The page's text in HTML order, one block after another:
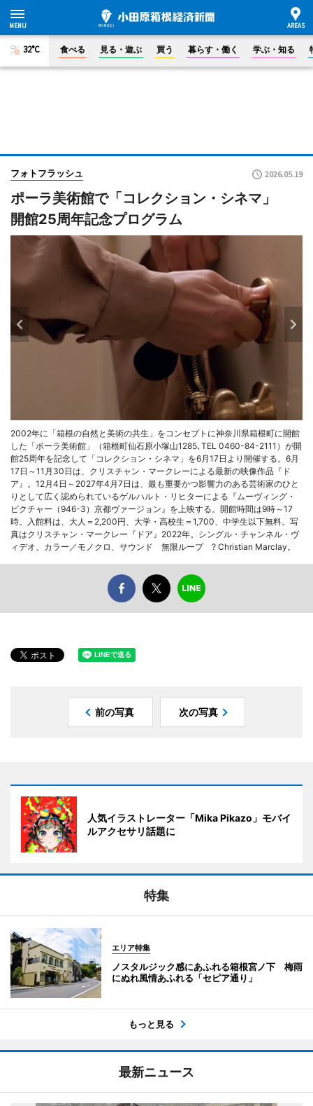
32°C 食べる 見る・遊ぶ 買う 暮らす・働く 学ぶ・知る
フォトフラッシュ 2026.05.19
ポーラ美術館で「コレクション・シネマ」
開館25周年記念プログラム
2002年に「箱根の自然と美術の共生」をコンセプトに神奈川県箱根町に開館
した「ポーラ美術館」（箱根町仙石原小塚山1285､TEL 0460-84-2111）が開
館25周年を記念して「コレクション・シネマ」を6月17日より開催する。6月
17日～11月30日は、クリスチャン・マークレーによる最新の映像作品『ド
ア』。12月4日～2027年4月7日は、最も重要かつ影響力のある芸術家のひと
りとして広く認められているゲルハルト・リヒターによる『ムーヴィング・
ピクチャー（946-3）京都ヴァージョン』を上映する。開館時間は9時～17
時。入館料は、大人＝2,200円、大学・高校生＝1,700、中学生以下無料。写
真はクリスチャン・マークレー『ドア』2022年。シングル・チャンネル・ヴ
ィデオ、カラー／モノクロ、サウンド 無限ループ ? Christian Marclay。
前の写真 次の写真
人気イラストレーター「Mika Pikazo」モバイ
ルアクセサリ話題に
特集
エリア特集
ノスタルジック感にあふれる箱根宮ノ下 梅雨
にぬれ風情あふれる「セピア通り」
もっと見る
最新ニュース